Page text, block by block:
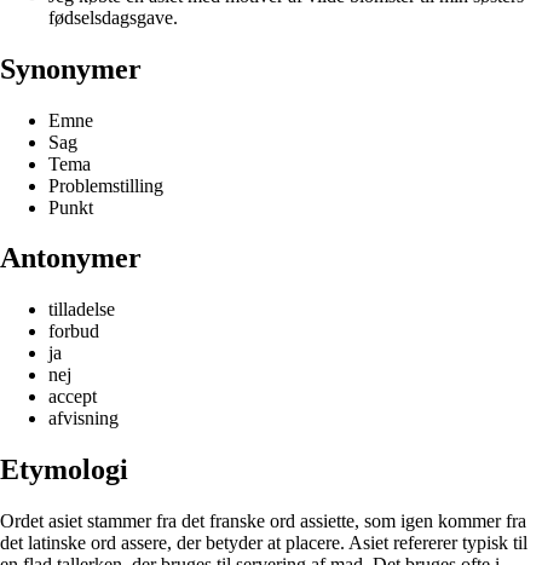
fødselsdagsgave.
Synonymer
Emne
Sag
Tema
Problemstilling
Punkt
Antonymer
tilladelse
forbud
ja
nej
accept
afvisning
Etymologi
Ordet asiet stammer fra det franske ord assiette, som igen kommer fra
det latinske ord assere, der betyder at placere. Asiet refererer typisk til